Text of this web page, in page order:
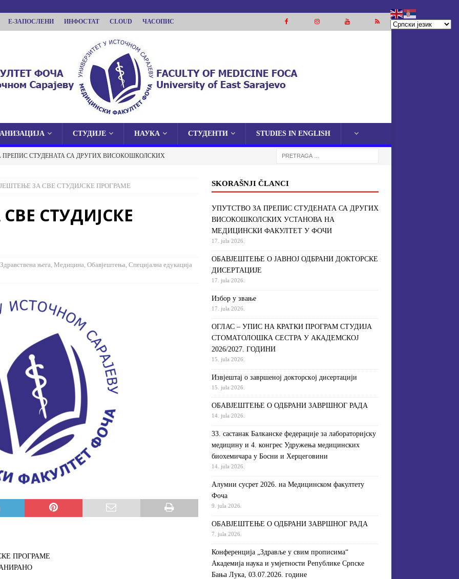
Е-ЗАПОСЛЕНИ ИНФОСТАТ CLOUD ЧАСОПИС
ФОЧА
ИСТОЧНОМ САРАЈЕВУ
СТУДИЈЕ НАУКА СТУДЕНТИ STUDIES IN ENGLISH
ПРЕПИС СТУДЕНАТА СА ДРУГИХ ВИСОКОШКОЛСКИХ
О ЈАВНОЈ ОДБРАНИ ДОКТОРСКЕ ДИСЕРТАЦИЈЕ
РЕХАБИЛИТАЦИЈА ОБАВЈЕШТЕЊА
ЗА СВЕ СТУДИЈСКЕ ПРОГРАМЕ
СТУДИЈСКЕ
Здравствена њега, Медицина, Обавјештења, Специјална едукација
ПРОГРАМЕ
SKORAŠNJI ČLANCI
УПУТСТВО ЗА ПРЕПИС СТУДЕНАТА СА ДРУГИХ
ВИСОКОШКОЛСКИХ УСТАНОВА НА
МЕДИЦИНСКИ ФАКУЛТЕТ У ФОЧИ
17. jula 2026.
ОБАВЈЕШТЕЊЕ О ЈАВНОЈ ОДБРАНИ ДОКТОРСКЕ
ДИСЕРТАЦИЈЕ
17. jula 2026.
Избор у звање
17. jula 2026.
ОГЛАС – УПИС НА КРАТКИ ПРОГРАМ СТУДИЈА
СТОМАТОЛОШКА СЕСТРА У АКАДЕМСКОЈ
2026/2027. ГОДИНИ
15. jula 2026.
Извjeштaj o зaвршeнoj дoктoрскoj дисeртaциjи
15. jula 2026.
ОБАВЈЕШТЕЊЕ О ОДБРАНИ ЗАВРШНОГ РАДА
14. jula 2026.
33. састанак Балканске федерације за лабораторијску
медицину и 4. конгрес Удружења медицинских
биохемичара у Босни и Херцеговини
14. jula 2026.
Алумни сусрет 2026. на Медицинском факултету
Фоча
9. jula 2026.
ОБАВЈЕШТЕЊЕ О ОДБРАНИ ЗАВРШНОГ РАДА
7. jula 2026.
Конференција „Здравље у свим прописима“
Академија наука и умјетности Републике Српске
Бања Лука, 03.07.2026. године